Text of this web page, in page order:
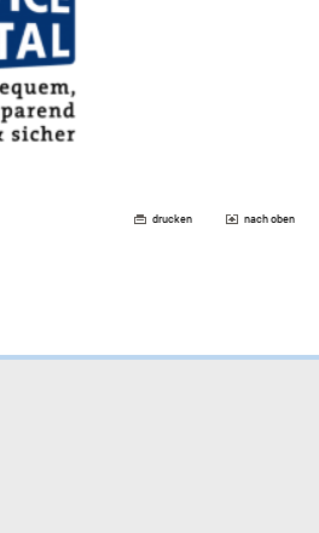
drucken nach oben